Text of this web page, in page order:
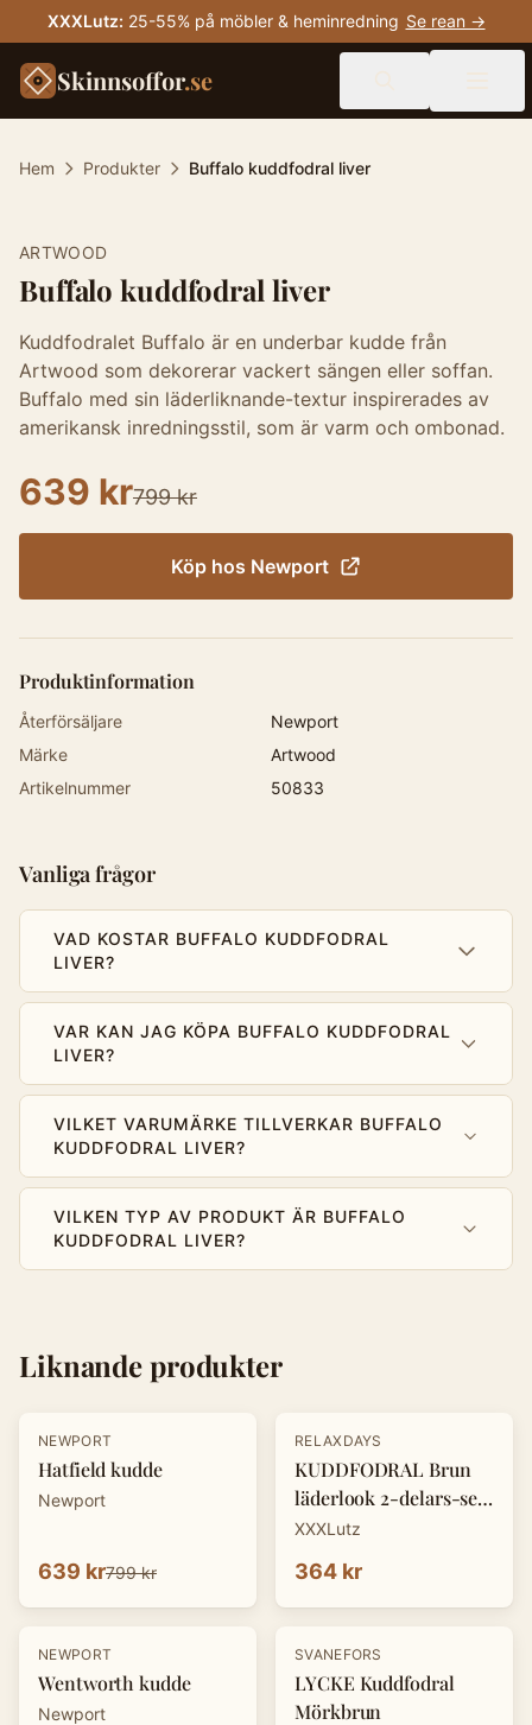
XXXLutz: 25-55% på möbler & heminredning Se rean →
Skinnsoffor.se
Hem Produkter Buffalo kuddfodral liver
ARTWOOD
Buffalo kuddfodral liver
Kuddfodralet Buffalo är en underbar kudde från
Artwood som dekorerar vackert sängen eller soffan.
Buffalo med sin läderliknande-textur inspirerades av
amerikansk inredningsstil, som är varm och ombonad.
639 kr799 kr
Köp hos Newport
Produktinformation
Återförsäljare
Newport
Märke
Artwood
Artikelnummer
50833
Vanliga frågor
VAD KOSTAR BUFFALO KUDDFODRAL
LIVER?
VAR KAN JAG KÖPA BUFFALO KUDDFODRAL
LIVER?
VILKET VARUMÄRKE TILLVERKAR BUFFALO
KUDDFODRAL LIVER?
VILKEN TYP AV PRODUKT ÄR BUFFALO
KUDDFODRAL LIVER?
Liknande produkter
-20%
NEWPORT
Hatfield kudde
Newport
639 kr799 kr
RELAXDAYS
KUDDFODRAL Brun
läderlook 2-delars-set
45x45cm
XXXLutz
364 kr
-20%
NEWPORT
Wentworth kudde
Newport
SVANEFORS
LYCKE Kuddfodral
Mörkbrun